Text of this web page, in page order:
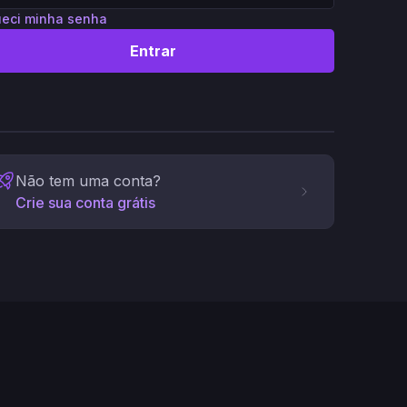
minha senha
Entrar
Não tem uma conta?
Crie sua conta grátis